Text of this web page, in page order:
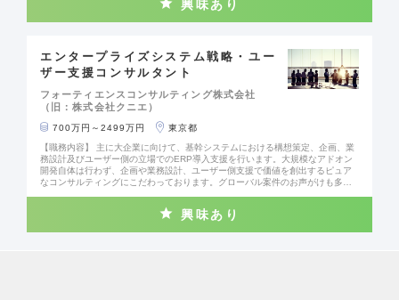
争力強化や地域経済の活性化に寄与する条件に対してアドバイザーとしてサポ
動産アセットマネジメント ◎グローバルファンド投資
興味あり
エンタープライズシステム戦略・ユー
ザー支援コンサルタント
フォーティエンスコンサルティング株式会社
（旧：株式会社クニエ）
700万円～2499万円
東京都
【職務内容】 主に大企業に向けて、基幹システムにおける構想策定、企画、業
務設計及びユーザー側の立場でのERP導入支援を行います。大規模なアドオン
開発自体は行わず、企画や業務設計、ユーザー側支援で価値を創出するピュア
なコンサルティングにこだわっております。グローバル案件のお声がけも多
たい」という方に是非ご入社いただき、ご活躍いただきたいと考えておりま
興味あり